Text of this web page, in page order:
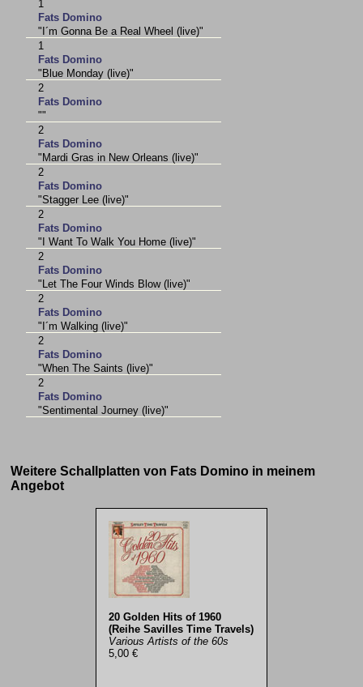
1
Fats Domino
"I´m Gonna Be a Real Wheel (live)"
1
Fats Domino
"Blue Monday (live)"
2
Fats Domino
""
2
Fats Domino
"Mardi Gras in New Orleans (live)"
2
Fats Domino
"Stagger Lee (live)"
2
Fats Domino
"I Want To Walk You Home (live)"
2
Fats Domino
"Let The Four Winds Blow (live)"
2
Fats Domino
"I´m Walking (live)"
2
Fats Domino
"When The Saints (live)"
2
Fats Domino
"Sentimental Journey (live)"
Weitere Schallplatten von Fats Domino in meinem
Angebot
20 Golden Hits of 1960
(Reihe Savilles Time Travels)
Various Artists of the 60s
5,00 €